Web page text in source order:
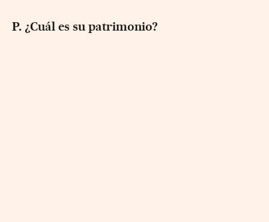
P. ¿Cuál es su patrimonio?